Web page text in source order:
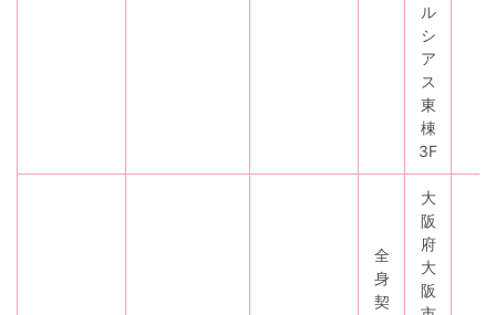
ル
シ
ア
ス
東
棟
3F
全
身
契
大
阪
府
大
阪